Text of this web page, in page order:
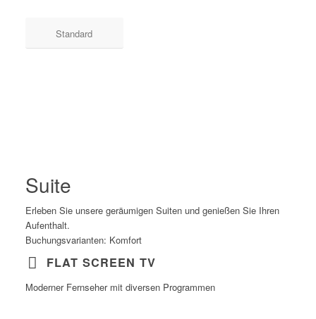
Standard
Suite
Erleben Sie unsere geräumigen Suiten und genießen Sie Ihren
Aufenthalt.
Buchungsvarianten: Komfort
FLAT SCREEN TV
Moderner Fernseher mit diversen Programmen